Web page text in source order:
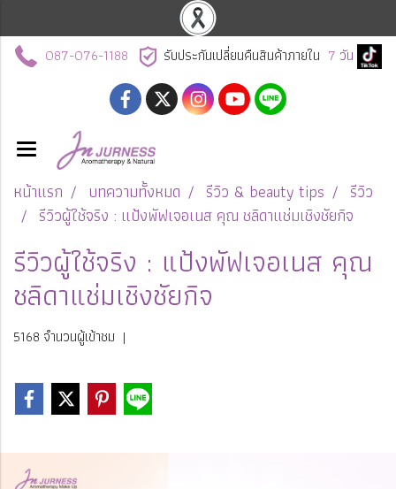
087-076-1188 รับประกันเปลี่ยนคืนสินค้าภายใน 7 วัน
หน้าแรก บทความทั้งหมด รีวิว & beauty tips
รีวิว
รีวิวผู้ใช้จริง : แป้งพัฟเจอเนส คุณ ชลิดาแช่มเชิงชัยกิจ
รีวิวผู้ใช้จริง : แป้งพัฟเจอเนส คุณ
ชลิดาแช่มเชิงชัยกิจ
5168 จำนวนผู้เข้าชม |